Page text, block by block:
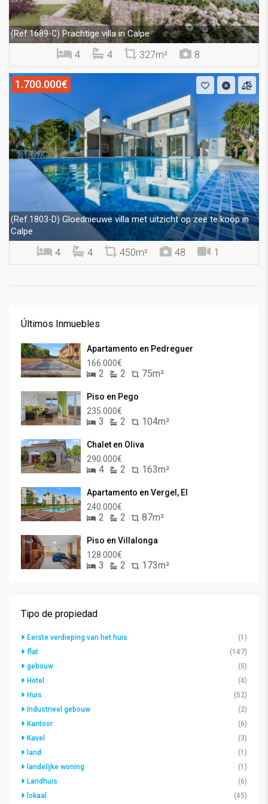
(Ref.1689-C) Prachtige villa in Calpe
4 4 327m² 8
1.700.000€
(Ref.1803-D) Gloednieuwe villa met uitzicht op zee te koop in
Calpe
4 4 450m² 48 1
Últimos Inmuebles
Apartamento en Pedreguer
166.000€
2 2 75m²
Piso en Pego
235.000€
3 2 104m²
Chalet en Oliva
290.000€
4 2 163m²
Apartamento en Vergel, El
240.000€
2 2 87m²
Piso en Villalonga
128.000€
3 2 173m²
Tipo de propiedad
Eerste verdieping van het huis
(1)
flat
(147)
gebouw
(5)
Hotel
(4)
Huis
(52)
Industrieel gebouw
(2)
Kantoor
(6)
Kavel
(3)
land
(1)
landelijke woning
(1)
Landhuis
(6)
lokaal
(45)